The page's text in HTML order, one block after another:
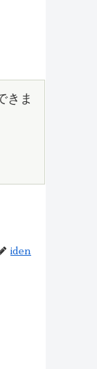
きま
iden